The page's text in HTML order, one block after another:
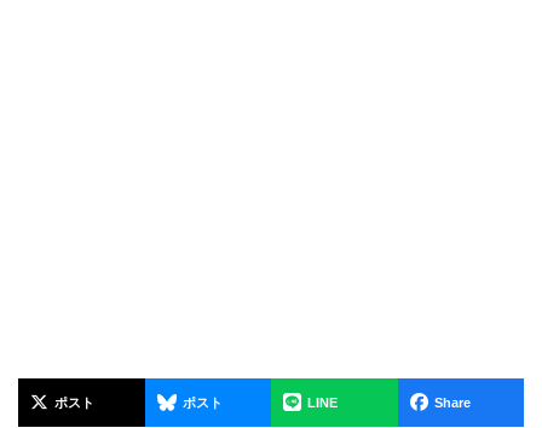
ポスト ポスト LINE Share